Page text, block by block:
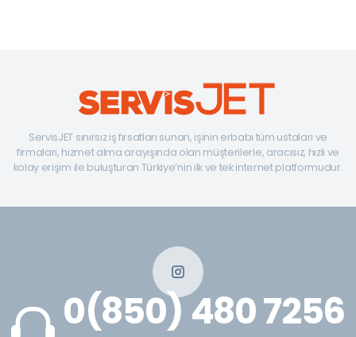
ServisJET sınırsız iş fırsatları sunan, işinin erbabı tüm ustaları ve
firmaları, hizmet alma arayışında olan müşterilerle, aracısız, hızlı ve
kolay erişim ile buluşturan Türkiye’nin ilk ve tek internet platformudur.
0(850) 480 7256